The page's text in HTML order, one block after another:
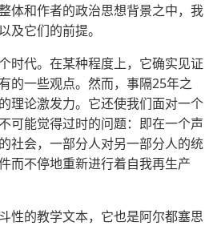
体和作者的政治思想背景之中，我
及它们的前提。
时代。在某种程度上，它确实见证
的一些观点。然而，事隔25年之
理论激发力。它还使我们面对一个
可能觉得过时的问题：即在一个声
社会，一部分人对另一部分人的统
而不停地重新进行着自我再生产
性的教学文本，它也是阿尔都塞思